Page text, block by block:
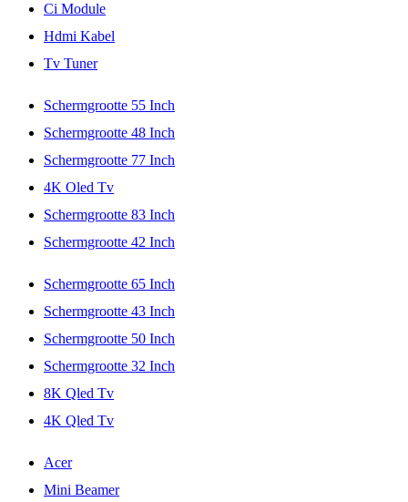
Ci Module
Hdmi Kabel
Tv Tuner
Schermgrootte 55 Inch
Schermgrootte 48 Inch
Schermgrootte 77 Inch
4K Oled Tv
Schermgrootte 83 Inch
Schermgrootte 42 Inch
Schermgrootte 65 Inch
Schermgrootte 43 Inch
Schermgrootte 50 Inch
Schermgrootte 32 Inch
8K Qled Tv
4K Qled Tv
Acer
Mini Beamer